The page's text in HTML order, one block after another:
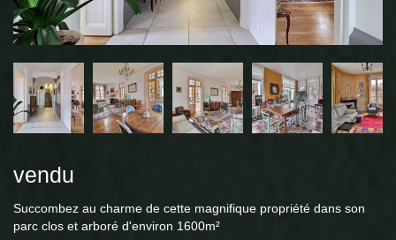
vendu
Succombez au charme de cette magnifique propriété dans son
parc clos et arboré d'environ 1600m²